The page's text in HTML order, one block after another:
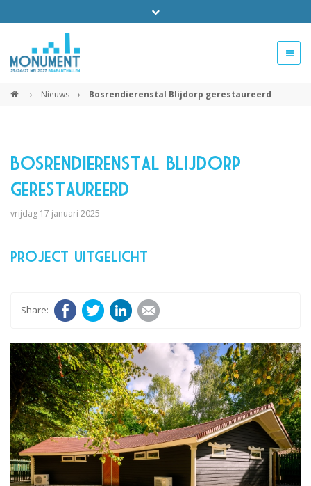
› Nieuws › Bosrendierenstal Blijdorp gerestaureerd
Bosrendierenstal Blijdorp
gerestaureerd
vrijdag 17 januari 2025
Project uitgelicht
FacebookTwitter LinkedIn